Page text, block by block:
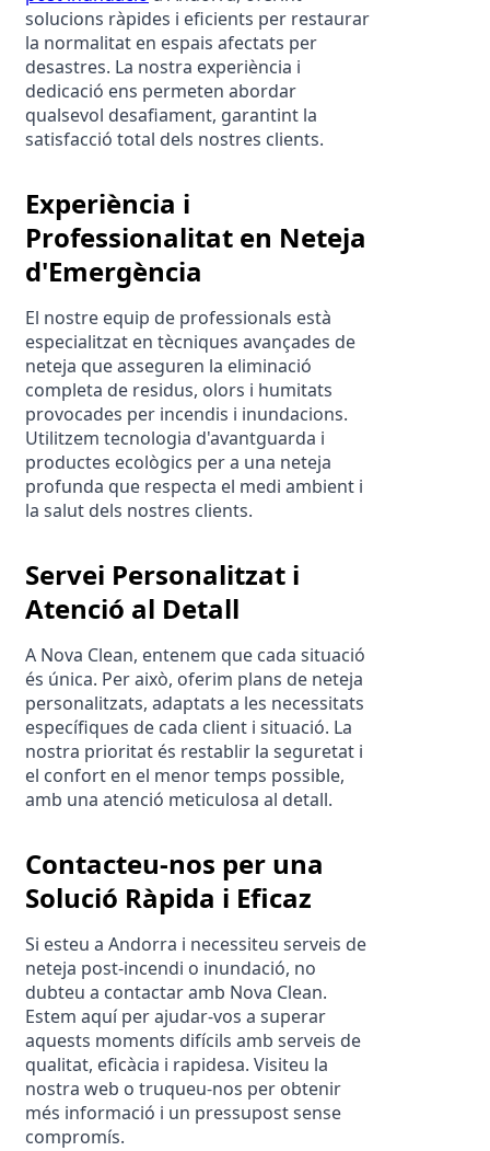
solucions ràpides i eficients per restaurar
la normalitat en espais afectats per
desastres. La nostra experiència i
dedicació ens permeten abordar
qualsevol desafiament, garantint la
satisfacció total dels nostres clients.
Experiència i
Professionalitat en Neteja
d'Emergència
El nostre equip de professionals està
especialitzat en tècniques avançades de
neteja que asseguren la eliminació
completa de residus, olors i humitats
provocades per incendis i inundacions.
Utilitzem tecnologia d'avantguarda i
productes ecològics per a una neteja
profunda que respecta el medi ambient i
la salut dels nostres clients.
Servei Personalitzat i
Atenció al Detall
A Nova Clean, entenem que cada situació
és única. Per això, oferim plans de neteja
personalitzats, adaptats a les necessitats
específiques de cada client i situació. La
nostra prioritat és restablir la seguretat i
el confort en el menor temps possible,
amb una atenció meticulosa al detall.
Contacteu-nos per una
Solució Ràpida i Eficaz
Si esteu a Andorra i necessiteu serveis de
neteja post-incendi o inundació, no
dubteu a contactar amb Nova Clean.
Estem aquí per ajudar-vos a superar
aquests moments difícils amb serveis de
qualitat, eficàcia i rapidesa. Visiteu la
nostra web o truqueu-nos per obtenir
més informació i un pressupost sense
compromís.